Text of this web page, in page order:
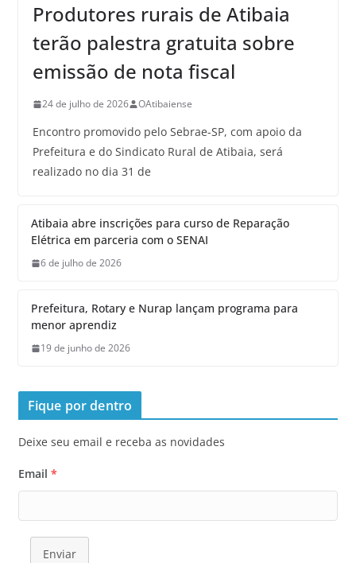
Produtores rurais de Atibaia
terão palestra gratuita sobre
emissão de nota fiscal
24 de julho de 2026 OAtibaiense
Encontro promovido pelo Sebrae-SP, com apoio da
Prefeitura e do Sindicato Rural de Atibaia, será
realizado no dia 31 de
Atibaia abre inscrições para curso de Reparação
Elétrica em parceria com o SENAI
6 de julho de 2026
Prefeitura, Rotary e Nurap lançam programa para
menor aprendiz
19 de junho de 2026
Fique por dentro
Deixe seu email e receba as novidades
Email *
Enviar